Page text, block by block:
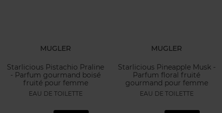
MUGLER
Starlicious Pistachio Praline
- Parfum gourmand boisé
fruité pour femme
EAU DE TOILETTE
MUGLER
Starlicious Pineapple Musk -
Parfum floral fruité
gourmand pour femme
EAU DE TOILETTE